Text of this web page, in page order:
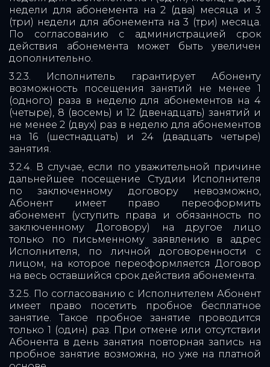
недели для абонемента на 2 (два) месяца и 3
(три) недели для абонемента на 3 (три) месяца.
По согласованию с администрацией срок
действия абонемента может быть увеличен
дополнительно.
3.2.3. Исполнитель гарантирует Абоненту
возможность посещения занятий не менее 1
(одного) раза в неделю для абонементов на 4
(четыре), 8 (восемь) и 12 (двенадцать) занятий и
не менее 2 (двух) раз в неделю для абонементов
на 16 (шестнадцать) и 24 (двадцать четыре)
занятия.
3.2.4. В случае, если по уважительной причине
дальнейшее посещение Студии Исполнителя
по заключенному договору невозможно,
Абонент имеет право переоформить
абонемент (уступить права и обязанность по
заключенному Договору) на другое лицо
только по письменному заявлению в адрес
Исполнителя, по личной договоренности с
лицом, на которое переоформляется Договор
на весь оставшийся срок действия абонемента.
3.2.5. По согласованию с Исполнителем Абонент
имеет право посетить пробное бесплатное
занятие. Такое пробное занятие проводится
только 1 (один) раз. При отмене или отсутствии
Абонента в день занятия повторная запись на
пробное занятие возможна, но уже на платной